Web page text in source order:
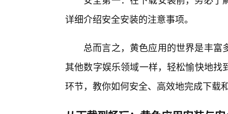
详细介绍安全安装的注意事项。
总而言之，黄色应用的世界是丰
其他数字娱乐领域一样，轻松愉快地
环节，教你如何安全、高效地完成下载